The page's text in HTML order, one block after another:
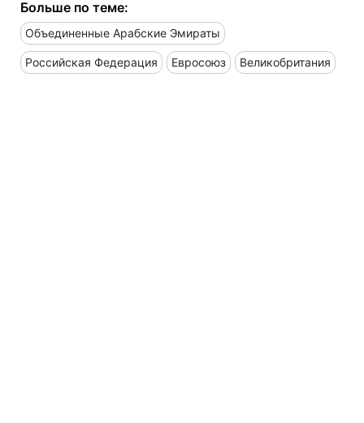
Больше по теме:
Объединенные Арабские Эмираты
Российская Федерация Евросоюз Великобритания